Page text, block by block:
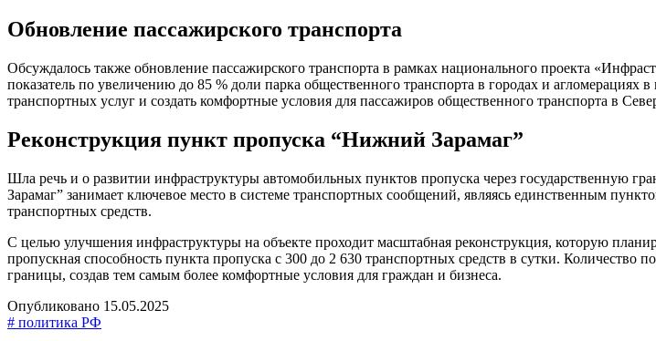
Обновление пассажирского транспорта
Обсуждалось также обновление пассажирского транспорта в рамках национального проекта
показатель по увеличению до 85 % доли парка общественного транспорта в городах и агломерациях
транспортных услуг и создать комфортные условия для пассажиров общественного транспорта в
Реконструкция пункт пропуска “Нижний Зарамаг”
Шла речь и о развитии инфраструктуры автомобильных пунктов пропуска через государственную
Зарамаг” занимает ключевое место в системе транспортных сообщений, являясь единственным
транспортных средств.
С целью улучшения инфраструктуры на объекте проходит масштабная реконструкция, которую
пропускная способность пункта пропуска с 300 до 2 630 транспортных средств в сутки. Количество
границы, создав тем самым более комфортные условия для граждан и бизнеса.
Опубликовано 15.05.2025
# политика РФ